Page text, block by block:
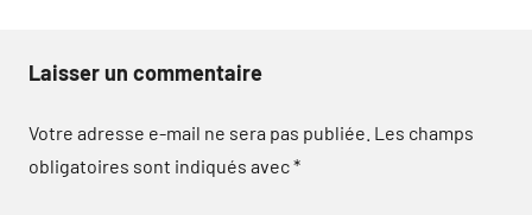
Laisser un commentaire
Votre adresse e-mail ne sera pas publiée. Les champs
obligatoires sont indiqués avec*